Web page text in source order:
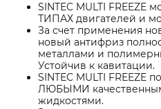
SINTEC MULTI
ТИПАХ двигателей и
За счет применения
новый антифриз
металлами и
Устойчив к кавитации.
SINTEC MULTI FREEZE
ЛЮБЫМИ
жидкостями.